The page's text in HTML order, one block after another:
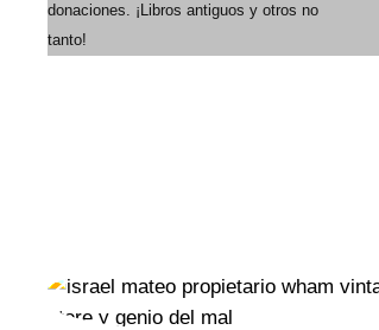
donaciones. ¡Libros antiguos y otros no
tanto!